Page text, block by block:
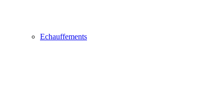
Echauffements